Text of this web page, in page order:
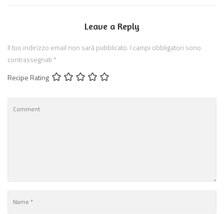
Leave a Reply
Il tuo indirizzo email non sarà pubblicato. I campi obbligatori sono
contrassegnati *
Recipe Rating